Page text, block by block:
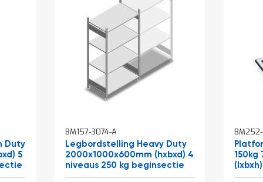
Duty
5
BM157-3074-A
Legbordstelling Heavy Duty
2000x1000x600mm (hxbxd) 4
niveaus 250 kg beginsectie
150kg
(lxbxh)